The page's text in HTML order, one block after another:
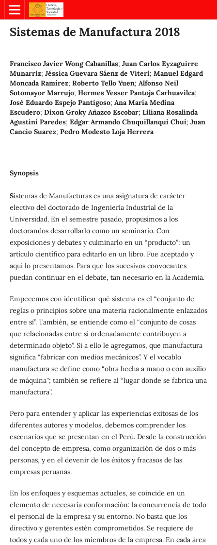
Sistemas de Manufactura 2018
Francisco Javier Wong Cabanillas; Juan Carlos Eyzaguirre
Munarriz; Jéssica Guevara Sáenz de Viteri; Manuel Edgard
Moncada Ramírez; Roberto Tello Yuen; Alfonso Neil
Sotomayor Marrujo; Hermes Yesser Pantoja Carhuavilca;
José Eduardo Espejo Pantigoso; Ana María Medina
Escudero; Dixon Groky Añazco Escobar; Liliana Rosalinda
Agustini Paredes; Edgar Armando Chuquillanqui Chui; Juan
Cancio Suarez; Pedro Modesto Loja Herrera
Synopsis
Sistemas de Manufacturas es una asignatura de carácter
electivo del doctorado de Ingeniería Industrial de la
Universidad. En el semestre pasado, propusimos a los
doctorandos desarrollarlo como un seminario. Con
exposiciones y debates y culminarlo en un “producto”: un
artículo científico para editarlo en un libro. Fue aceptado y
aquí lo presentamos. Para que los sucesivos convocantes
puedan continuar en el debate, tan necesario en la Academia.
Empecemos con identificar qué sistema es el “conjunto de
reglas o principios sobre una materia racionalmente enlazados
entre sí”. También, se entiende como el “conjunto de cosas
que relacionadas entre sí ordenadamente contribuyen a
determinado objeto”. Si a ello le agregamos, que manufactura
significa “fabricar con medios mecánicos”. Y el vocablo
manufactura se define como “obra hecha a mano o con auxilio
de máquina”; también se refiere al “lugar donde se fabrica una
manufactura”.
Pero para entender y aplicar las experiencias exitosas de los
diferentes autores y modelos, debemos comprender los
escenarios que se presentan en el Perú. Desde la construcción
del concepto de empresa, como organización de dos o más
personas, y en el devenir de los éxitos y fracasos de las
empresas peruanas.
En los enfoques y esquemas actuales, se coincide en un
elemento de necesaria conformación: la concurrencia de todo
el personal de la empresa y su entorno. No basta que los
directivo y gerentes estén comprometidos. Se requiere de
todos y cada uno de los miembros de la empresa. En cada área